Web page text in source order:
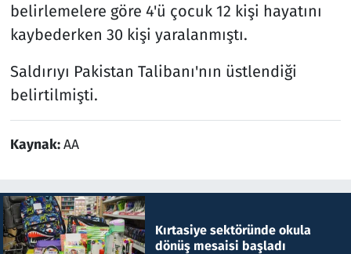
belirlemelere göre 4'ü çocuk 12 kişi hayatını
kaybederken 30 kişi yaralanmıştı.
Saldırıyı Pakistan Talibanı'nın üstlendiği
belirtilmişti.
Kaynak:AA
Kırtasiye sektöründe okula
dönüş mesaisi başladı